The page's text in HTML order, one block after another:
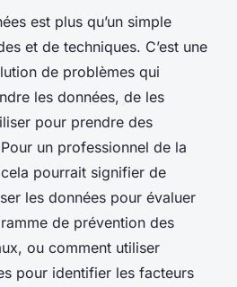
est plus qu’un simple
et de techniques. C’est une
de problèmes qui
les données, de les
pour prendre des
un professionnel de la
pourrait signifier de
les données pour évaluer
de prévention des
ou comment utiliser
pour identifier les facteurs